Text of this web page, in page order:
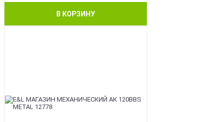
В КОРЗИНУ